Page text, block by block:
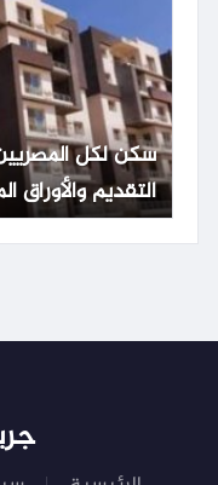
التقديم والأوراق